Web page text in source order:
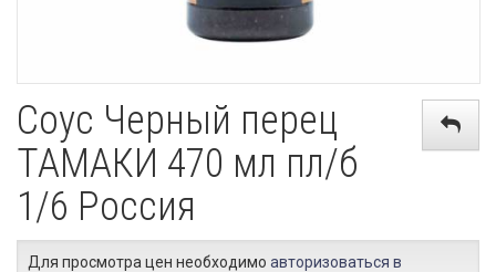
Соус Черный перец
ТАМАКИ 470 мл пл/б
1/6 Россия
Для просмотра цен необходимо авторизоваться в